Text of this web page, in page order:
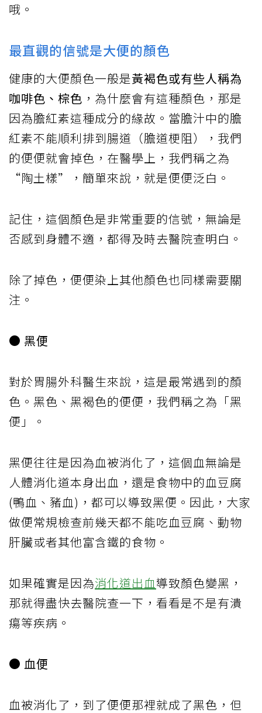
哦。
最直觀的信號是大便的顏色
健康的大便顏色一般是黃褐色或有些人稱為
咖啡色、棕色 ，為什麼會有這種顏色，那是
因為膽紅素這種成分的緣故。當膽汁中的膽
紅素不能順利排到腸道（膽道梗阻），我們
的便便就會掉色，在醫學上，我們稱之為
“陶土樣”，簡單來說，就是便便泛白。
記住，這個顏色是非常重要的信號，無論是
否感到身體不適，都得及時去醫院查明白。
除了掉色，便便染上其他顏色也同樣需要關
注。
● 黑便
對於胃腸外科醫生來說，這是最常遇到的顏
色。黑色、黑褐色的便便，我們稱之為「黑
便」。
黑便往往是因為血被消化了，這個血無論是
人體消化道本身出血，還是食物中的血豆腐
(鴨血、豬血)，都可以導致黑便。因此，大家
做便常規檢查前幾天都不能吃血豆腐、動物
肝臟或者其他富含鐵的食物。
如果確實是因為消化道出血導致顏色變黑，
那就得盡快去醫院查一下，看看是不是有潰
瘍等疾病。
● 血便
血被消化了，到了便便那裡就成了黑色，但